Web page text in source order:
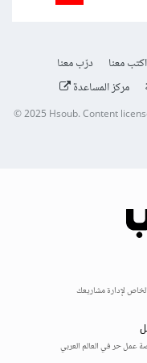
اكتب معنا
درّب معنا
مركز المساعدة
© 2025Hsoub.Content